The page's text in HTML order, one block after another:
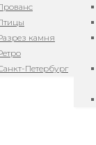
камня
Петербург